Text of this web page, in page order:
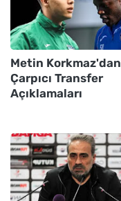
Metin Korkmaz'dan
Çarpıcı Transfer
Açıklamaları